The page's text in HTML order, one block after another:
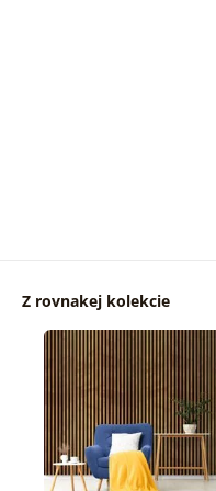
Z rovnakej kolekcie